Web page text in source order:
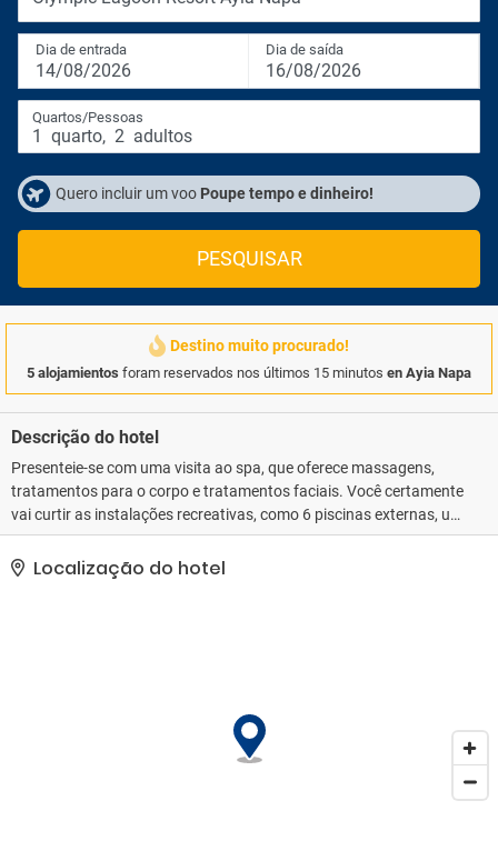
Dia de entrada
14/08/2026
Dia de saída
16/08/2026
Quartos/Pessoas
1 quarto, 2 adultos
Quero incluir um voo Poupe tempo e dinheiro!
PESQUISAR
Destino muito procurado!
5 alojamientos foram reservados nos últimos 15 minutos en Ayia Napa
Descrição do hotel
Presenteie-se com uma visita ao spa, que oferece massagens,
tratamentos para o corpo e tratamentos faciais. Você certamente
vai curtir as instalações recreativas, como 6 piscinas externas, um
centro de bem-estar e um lazy river. Este hotel oferece Wi-Fi de
cortesia, serviços de concierge e serviço de babá (sobretaxa).. As
comodidades presentes incluem serviço de lavanderia e lavagem
Localização do hotel